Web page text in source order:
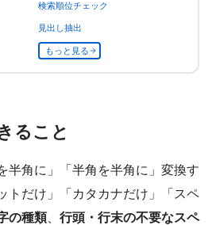
検索順位チェック
見出し抽出
もっと見る
ること
半角に」「半角を半角に」変換す
トだけ」「カタカナだけ」「スペ
の種類、 行頭・行末の不要なスペ